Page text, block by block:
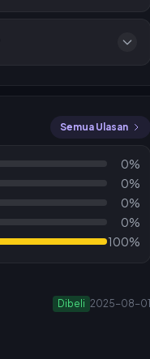
Semua Ulasan
0%
0%
0%
0%
100%
Dibeli 2025-08-01